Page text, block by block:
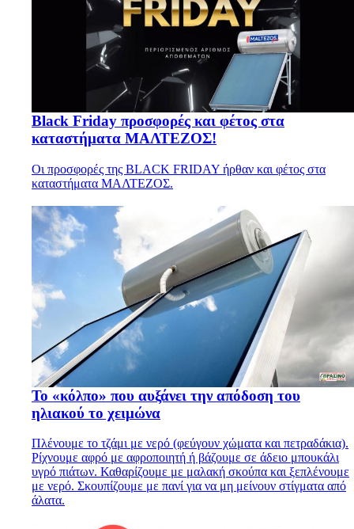
Black Friday προσφορές και φέτος στα
καταστήματα ΜΑΛΤΕΖΟΣ!
Οι προσφορές της BLACK FRIDAY ήρθαν και φέτος στα
καταστήματα ΜΑΛΤΕΖΟΣ.
Το «κόλπο» που αυξάνει την απόδοση του
ηλιακού το χειμώνα
Πλένουμε το τζάμι με νερό (φεύγουν χώματα και πετραδάκια).
Ρίχνουμε αφρό με αφροποιητή ή βάζουμε σε άδειο μπουκάλι
υγρό πιάτων. Καθαρίζουμε με μαλακή σκούπα και ξεπλένουμε
με νερό. Σκουπίζουμε με πανί για να μη μείνουν στίγματα από
άλατα.